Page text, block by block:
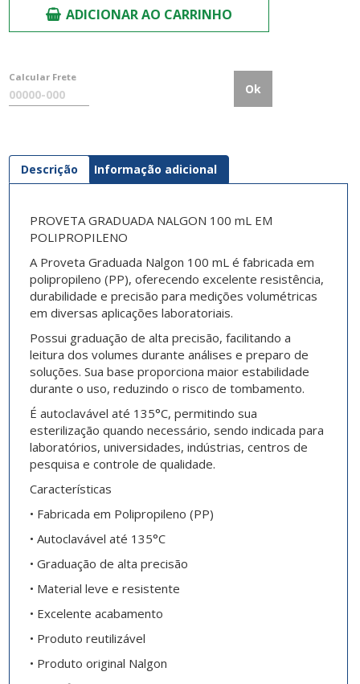
ADICIONAR AO CARRINHO
Calcular Frete
Ok
Descrição Informação adicional
PROVETA GRADUADA NALGON 100 mL EM
POLIPROPILENO
A Proveta Graduada Nalgon 100 mL é fabricada em
polipropileno (PP), oferecendo excelente resistência,
durabilidade e precisão para medições volumétricas
em diversas aplicações laboratoriais.
Possui graduação de alta precisão, facilitando a
leitura dos volumes durante análises e preparo de
soluções. Sua base proporciona maior estabilidade
durante o uso, reduzindo o risco de tombamento.
É autoclavável até 135°C, permitindo sua
esterilização quando necessário, sendo indicada para
laboratórios, universidades, indústrias, centros de
pesquisa e controle de qualidade.
Características
• Fabricada em Polipropileno (PP)
• Autoclavável até 135°C
• Graduação de alta precisão
• Material leve e resistente
• Excelente acabamento
• Produto reutilizável
• Produto original Nalgon